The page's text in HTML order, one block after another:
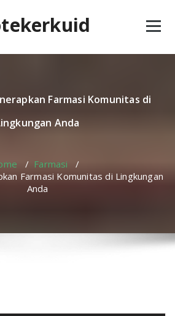
Farmasi Komunitas di
Anda
/ Farmasi /
Farmasi Komunitas di Lingkungan
Anda